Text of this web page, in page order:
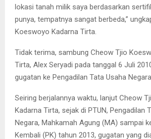
lokasi tanah milik saya berdasarkan
punya, tempatnya sangat berbeda,”
Koeswoyo Kadarna Tirta.
Tidak terima, sambung Cheow Tjio
Tirta, Alex Seryadi pada tanggal 6 Juli
gugatan ke Pengadilan Tata Usaha
Seiring berjalannya waktu, lanjut Cheow
Kadarna Tirta, sejak di PTUN, Pengadilan
Negara, Mahkamah Agung (MA) sampai
Kembali (PK) tahun 2013, gugatan yang